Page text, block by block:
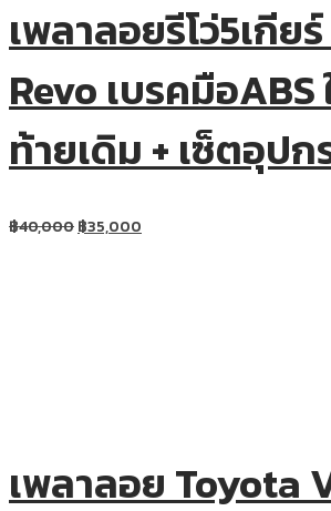
เพลาลอยรีโว่5เกีย
Revo เบรคมือABS
ท้ายเดิม + เซ็ตอุป
฿40,000฿35,000
เพลาลอย Toyota